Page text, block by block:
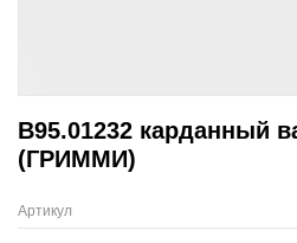
B95.01232 карданный
(ГРИММИ)
Артикул